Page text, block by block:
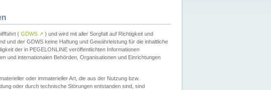
( GDWS ↗ ) und wird mit aller Sorgfalt auf Richtigkeit und
und der GDWS keine Haftung und Gewährleistung für die inhaltliche
der in PEGELONLINE veröffentlichten Informationen
und internationalen Behörden, Organisationen und Einrichtungen
oder immaterieller Art, die aus der Nutzung bzw.
oder durch technische Störungen entstanden sind, sind